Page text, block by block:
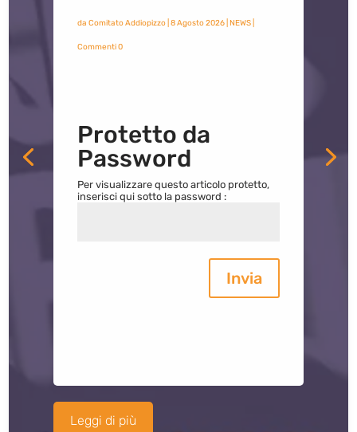
da Comitato Addiopizzo| 8 Agosto 2026| NEWS|
Commenti 0
Protetto da
Password
Per visualizzare questo articolo protetto,
inserisci qui sotto la password :
Invia
Leggi di più